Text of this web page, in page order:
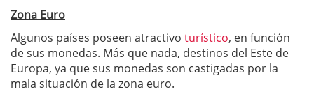
Zona Euro
Algunos países poseen atractivo turístico, en función
de sus monedas. Más que nada, destinos del Este de
Europa, ya que sus monedas son castigadas por la
mala situación de la zona euro.